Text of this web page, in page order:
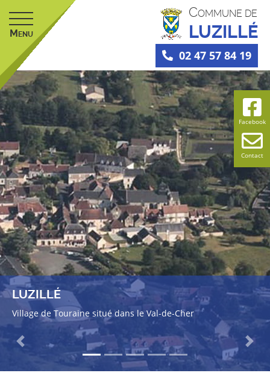
Facebook
Contact
M ENU
COMMUNE DE
LUZILLÉ
02 47 57 84 19
LUZILLÉ
Village de Touraine situé dans le Val-de-Cher
Previous Next